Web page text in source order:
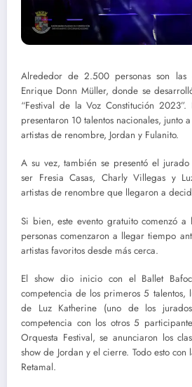
Alrededor de 2.500 personas son
Enrique Donn Müller, donde se
“Festival de la Voz Constitución 2023”.
presentaron 10 talentos nacionales, junto
artistas de renombre, Jordan y Fulanito.
A su vez, también se presentó el jurado
ser Fresia Casas, Charly Villegas y
artistas de renombre que llegaron a
Si bien, este evento gratuito comenzó a
personas comenzaron a llegar tiempo
artistas favoritos desde más cerca.
El show dio inicio con el Ballet
competencia de los primeros 5 talentos,
de Luz Katherine (uno de los
competencia con los otros 5
Orquesta Festival, se anunciaron los
show de Jordan y el cierre. Todo esto
Retamal.